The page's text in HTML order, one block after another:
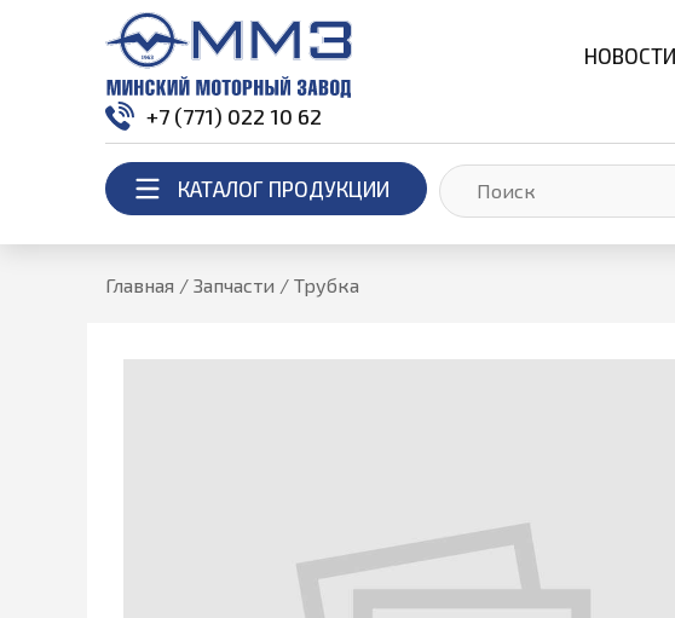
НОВОСТИ
+7 (771) 022 10 62
КАТАЛОГ ПРОДУКЦИИ
Главная / Запчасти / Трубка